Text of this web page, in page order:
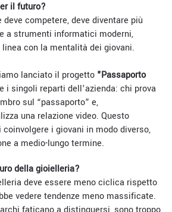
il futuro?
competere, deve diventare più
a strumenti informatici moderni,
con la mentalità dei giovani.
lanciato il progetto "Passaporto
i singoli reparti dell’azienda: chi prova
sul “passaporto” e,
una relazione video. Questo
i giovani in modo diverso,
a medio-lungo termine.
della gioielleria?
deve essere meno ciclica rispetto
vedere tendenze meno massificate.